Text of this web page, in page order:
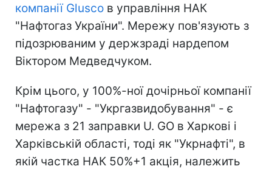
компанії Glusco в управління НАК
"Нафтогаз України". Мережу пов'язують з
підозрюваним у держзраді нардепом
Віктором Медведчуком.
Крім цього, у 100%-ної дочірньої компанії
"Нафтогазу" - "Укргазвидобування" - є
мережа з 21 заправки U. GO в Харкові і
Харківській області, тоді як "Укрнафті", в
якій частка НАК 50%+1 акція, належить